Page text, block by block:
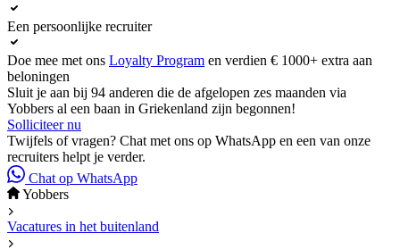
Een persoonlijke recruiter
Doe mee met ons Loyalty Program en verdien € 1000+ extra aan
beloningen
Sluit je aan bij 94 anderen die de afgelopen zes maanden via
Yobbers al een baan in Griekenland zijn begonnen!
Solliciteer nu
Twijfels of vragen? Chat met ons op WhatsApp en een van onze
recruiters helpt je verder.
Chat op WhatsApp
Yobbers
Vacatures in het buitenland